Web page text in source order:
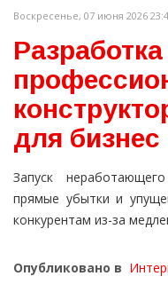
Воскресенье, 07 июня 2026
для бизнес
Запуск
прямые убытки и
конкурентам из-за
Опубликовано в